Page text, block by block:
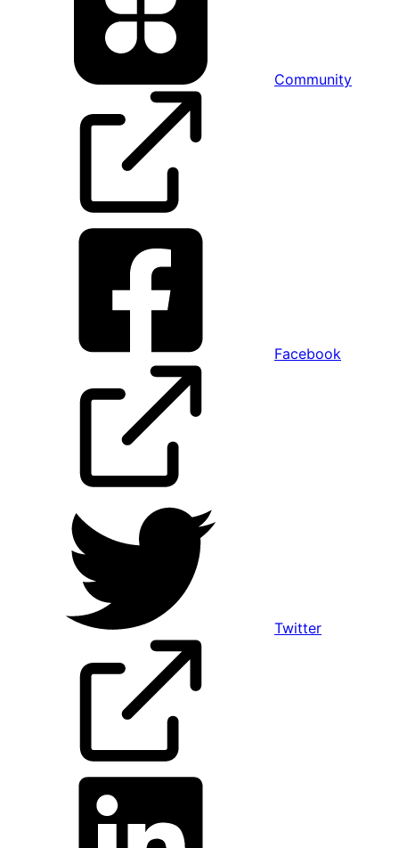
Community
Facebook
Twitter